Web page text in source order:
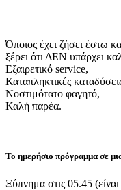
Όποιος έχει ζήσει έστω
ξέρει ότι ΔΕΝ υπάρχει
Εξαιρετικό service,
Καταπληκτικές
Νοστιμότατο φαγητό,
Καλή παρέα.
Το ημερήσιο πρόγραμμα σε
Ξύπνημα στις 05.45